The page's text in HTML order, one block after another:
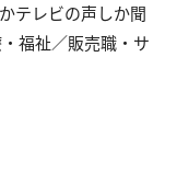
テレビの声しか聞
福祉／販売職・サ